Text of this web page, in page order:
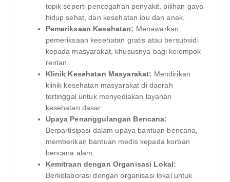
topik seperti pencegahan penyakit, pilihan gaya
hidup sehat, dan kesehatan ibu dan anak.
Pemeriksaan Kesehatan: Menawarkan
pemeriksaan kesehatan gratis atau bersubsidi
kepada masyarakat, khususnya bagi kelompok
rentan.
Klinik Kesehatan Masyarakat: Mendirikan
klinik kesehatan masyarakat di daerah
tertinggal untuk menyediakan layanan
kesehatan dasar.
Upaya Penanggulangan Bencana:
Berpartisipasi dalam upaya bantuan bencana,
memberikan bantuan medis kepada korban
bencana alam.
Kemitraan dengan Organisasi Lokal:
Berkolaborasi dengan organisasi lokal untuk